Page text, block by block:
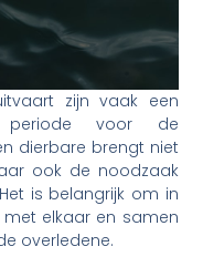
zijn vaak een
periode voor de
dierbare brengt niet
ook de noodzaak
is belangrijk om in
elkaar en samen
overledene.